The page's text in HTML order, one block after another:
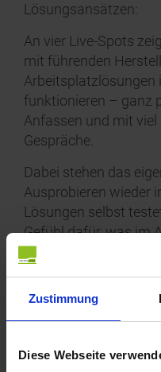
Zustimmung
Diese Webseite
Lösungsansätzen:
An vier Live-Spots
mit führenden
funktionieren – ganz
Anfassen und mit
Gespräche.
Dabei stehen das
Ausprobieren wieder
Lösungen selbst
Gefühl dafür, was im
funktioniert. Das spart
vermeiden.
Freuen Sie sich auf
und wertvolle Impulse